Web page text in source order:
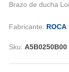
Brazo de ducha
Fabricante: ROCA
Sku: A5B0250B00